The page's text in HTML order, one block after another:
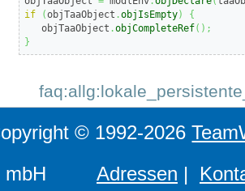
if
(objTaaObject .objIsEmpty)
{
   objTaaObject
.objCompleteRef( ) ;
}
© 1992-2026
mbH Adressen |